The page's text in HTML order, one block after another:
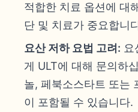
적합한 치료 옵션에 대
단 및 치료가 중요합니
요산 저하 요법 고려:
게 ULT에 대해 문의하
놀, 페북소스타트 또는
이 포함될 수 있습니다.